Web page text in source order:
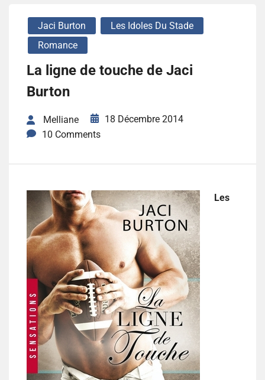
Jaci Burton
Les Idoles Du Stade
Romance
La ligne de touche de Jaci
Burton
Melliane
18 Décembre 2014
10 Comments
Les